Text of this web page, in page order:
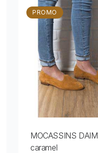
PROMO
MOCASSINS DAIM
caramel